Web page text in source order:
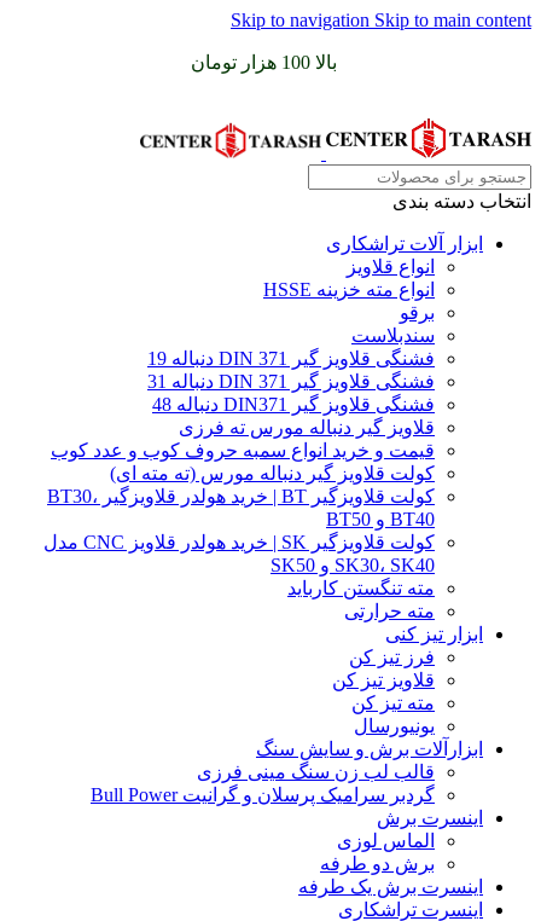
Skip to navigation Skip to main content
بالا 100 هزار تومان
انتخاب دسته بندی
ابزار آلات تراشکاری
انواع قلاویز
انواع مته خزینه HSSE
برقو
سندبلاست
فشنگی قلاویز گیر DIN 371 دنباله 19
فشنگی قلاویز گیر DIN 371 دنباله 31
فشنگی قلاویز گیر DIN371 دنباله 48
قلاویز گیر دنباله مورس ته فرزی
قیمت و خرید انواع سمبه حروف کوب و عدد کوب
کولت قلاویز گیر دنباله مورس (ته مته ای)
کولت قلاویزگیر BT | خرید هولدر قلاویزگیر BT30،
BT40 و BT50
کولت قلاویزگیر SK | خرید هولدر قلاویز CNC مدل
SK30، SK40 و SK50
مته تنگستن کارباید
مته حرارتی
ابزار تیز کنی
فرز تیز کن
قلاویز تیز کن
مته تیز کن
یونیورسال
ابزارآلات برش و سایش سنگ
قالب لب زن سنگ مینی فرزی
گردبر سرامیک پرسلان و گرانیت Bull Power
اینسرت برش
الماس لوزی
برش دو طرفه
اینسرت برش یک طرفه
اینسرت تراشکاری